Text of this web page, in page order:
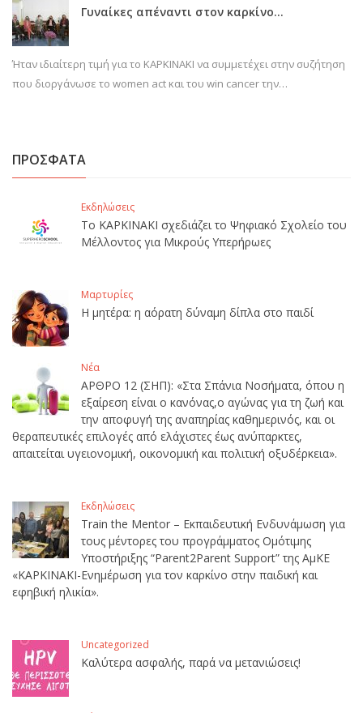
Γυναίκες απέναντι στον καρκίνο…
Ήταν ιδιαίτερη τιμή για το ΚΑΡΚΙΝΑΚΙ να συμμετέχει στην συζήτηση
που διοργάνωσε το women act και του win cancer την…
ΠΡΟΣΦΑΤΑ
Εκδηλώσεις
Το ΚΑΡΚΙΝΑΚΙ σχεδιάζει το Ψηφιακό Σχολείο του
Μέλλοντος για Μικρούς Υπερήρωες
Μαρτυρίες
Η μητέρα: η αόρατη δύναμη δίπλα στο παιδί
Νέα
ΑΡΘΡΟ 12 (ΣΗΠ): «Στα Σπάνια Νοσήματα, όπου η
εξαίρεση είναι ο κανόνας,ο αγώνας για τη ζωή και
την αποφυγή της αναπηρίας καθημερινός, και οι
θεραπευτικές επιλογές από ελάχιστες έως ανύπαρκτες,
απαιτείται υγειονομική, οικονομική και πολιτική οξυδέρκεια».
Εκδηλώσεις
Train the Mentor – Εκπαιδευτική Ενδυνάμωση για
τους μέντορες του προγράμματος Ομότιμης
Υποστήριξης “Parent2Parent Support” της ΑμΚΕ
«ΚΑΡΚΙΝΑΚΙ-Ενημέρωση για τον καρκίνο στην παιδική και
εφηβική ηλικία».
Uncategorized
Καλύτερα ασφαλής, παρά να μετανιώσεις!